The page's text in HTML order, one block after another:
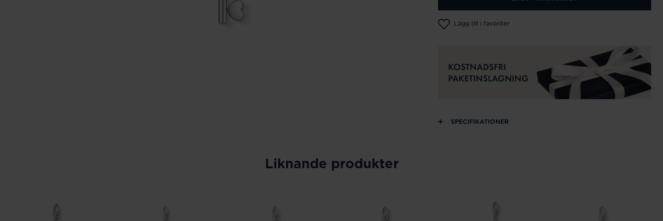
Lägg till i favoriter
SPECIFIKATIONER
Liknande produkter